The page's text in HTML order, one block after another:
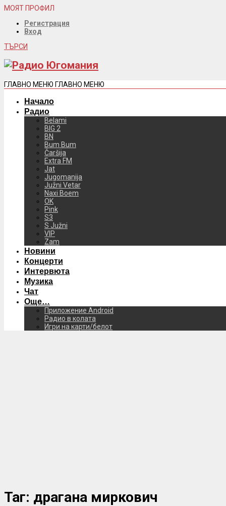
МОЯТ ПРОФИЛ
Регистрация
Вход
ТЪРСИ
ГЛАВНО МЕНЮ ГЛАВНО МЕНЮ
Начало
Радио
Belami
BIG 2
BN
Bum Bum
Čaršija
Extra FM
Jat
Jugomanija
Južni Vetar
Naxi Boem
OK
Pink
S3
S Južni
VIP
Zam
Новини
Концерти
Интервюта
Музика
Чат
Още…
Приложение Android
Радио в колата
Игри на карти/белот
Таг: драгана миркович